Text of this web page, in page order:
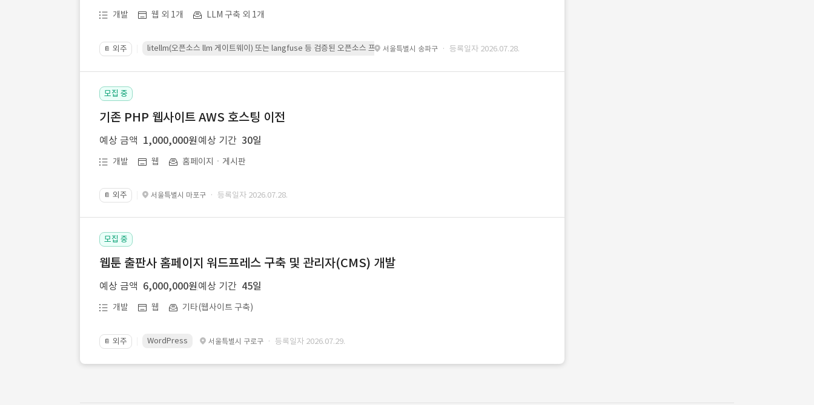
개발 웹 외 1개 LLM 구축 외 1개
📔 외주 litellm(오픈소스 llm 게이트웨이) 또는 langfuse 등 검증된 오픈소스 프레임워크를 기반으로 시스템을 구축
서울특별시 송파구 · 등록일자 2026.07.28.
모집 중
기존 PHP 웹사이트 AWS 호스팅 이전
예상 금액 1,000,000원 예상 기간 30일
개발 웹 홈페이지ㆍ게시판
📔 외주 서울특별시 마포구 · 등록일자 2026.07.28.
모집 중
웹툰 출판사 홈페이지 워드프레스 구축 및 관리자(CMS) 개발
예상 금액 6,000,000원 예상 기간 45일
개발 웹 기타(웹사이트 구축)
📔 외주 WordPress 서울특별시 구로구 · 등록일자 2026.07.29.